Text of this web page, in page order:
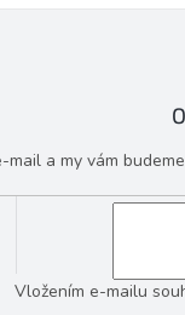
mail a my vám
Vložením e-mailu